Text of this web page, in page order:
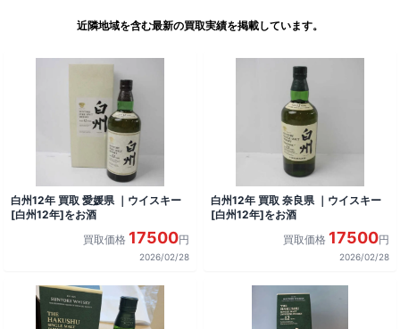
近隣地域を含む最新の買取実績を掲載しています。
白州12年 買取 愛媛県 ｜ウイスキー
[白州12年]をお酒
買取価格 17500円
2026/02/28
白州12年 買取 奈良県 ｜ウイスキー
[白州12年]をお酒
買取価格 17500円
2026/02/28